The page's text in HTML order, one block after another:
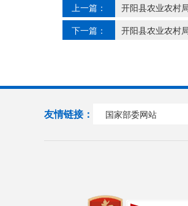
上一篇：
开阳县农业农村
下一篇：
开阳县农业农村
友情链接： 国家部委网站